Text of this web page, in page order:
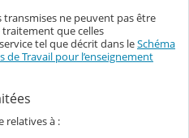
ne peuvent pas être
traitement que celles
tel que décrit dans leSchéma
de Travail pour l’enseignement
relatives à :